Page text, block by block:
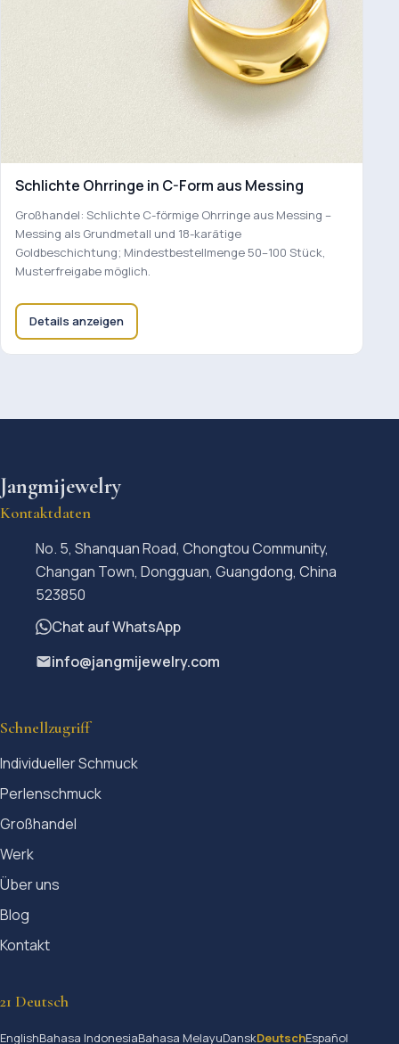
Schlichte Ohrringe in C-Form aus Messing
Großhandel: Schlichte C-förmige Ohrringe aus Messing –
Messing als Grundmetall und 18-karätige
Goldbeschichtung; Mindestbestellmenge 50–100 Stück,
Musterfreigabe möglich.
Details anzeigen
Jangmijewelry
Kontaktdaten
No. 5, Shanquan Road, Chongtou Community,
Changan Town, Dongguan, Guangdong, China
523850
Chat auf WhatsApp
info@jangmijewelry.com
Schnellzugriff
Individueller Schmuck
Perlenschmuck
Großhandel
Werk
Über uns
Blog
Kontakt
21 Deutsch
EnglishBahasa IndonesiaBahasa MelayuDanskDeutschEspañol